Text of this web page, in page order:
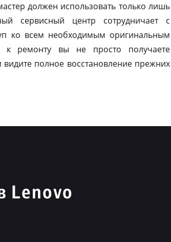
должен использовать только лишь
сервисный центр сотрудничает с
ко всем необходимым оригинальным
к ремонту вы не просто получаете
полное восстановление прежних
Lenovo